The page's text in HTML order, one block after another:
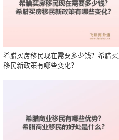
希腊买房移民现在需要多少钱？希腊
移民新政策有哪些变化？